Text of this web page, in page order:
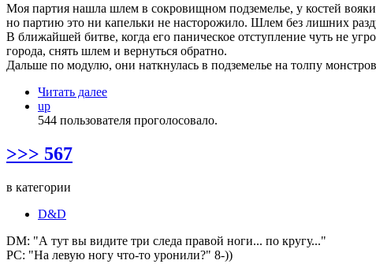
Моя партия нашла шлем в сокровищном подземелье, у костей
но партию это ни капельки не насторожило. Шлем без лишних
В ближайшей битве, когда его паническое отступление чуть не
города, снять шлем и вернуться обратно.
Дальше по модулю, они наткнулась в подземелье на толпу
Читать далее
up
544 пользователя проголосовало.
>>> 567
в категории
D&D
DM: "А тут вы видите три следа правой ноги... по кругу..."
PC: "На левую ногу что-то уронили?" 8-))